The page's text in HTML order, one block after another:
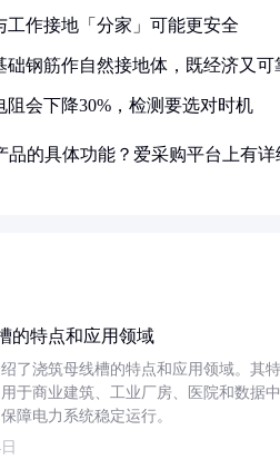
工作接地「分家」可能更安全
础钢筋作自然接地体，既经济又可
阻会下降30%，检测要选对时机
品的具体功能？爱采购平台上有
的特点和应用领域
了浇筑母线槽的特点和应用领域。其
于商业建筑、工业厂房、医院和数据
障电力系统稳定运行。